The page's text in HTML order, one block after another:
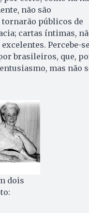
não são
tornarão públicos de
cartas íntimas,
Percebe-
brasileiros, que,
mas não
dois